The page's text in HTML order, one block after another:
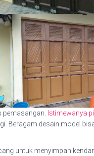
Istimewanya
Beragam desain model
untuk menyimpan